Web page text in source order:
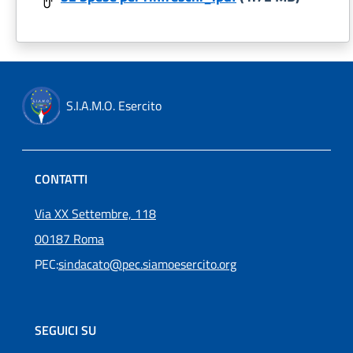
S.I.A.M.O. Esercito
CONTATTI
Via XX Settembre, 118
00187 Roma
PEC:sindacato@pec.siamoesercito.org
SEGUICI SU